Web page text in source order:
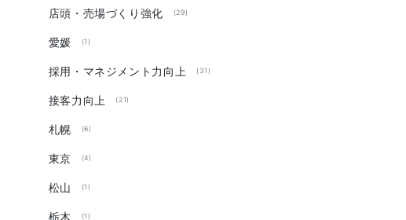
店頭・売場づくり強化 (29)
愛媛 (1)
採用・マネジメント力向上 (31)
接客力向上 (21)
札幌 (6)
東京 (4)
松山 (1)
栃木 (1)